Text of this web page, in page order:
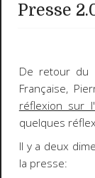
Presse
De retour du
Française,
réflexion sur
quelques
Il y a deux
la presse: